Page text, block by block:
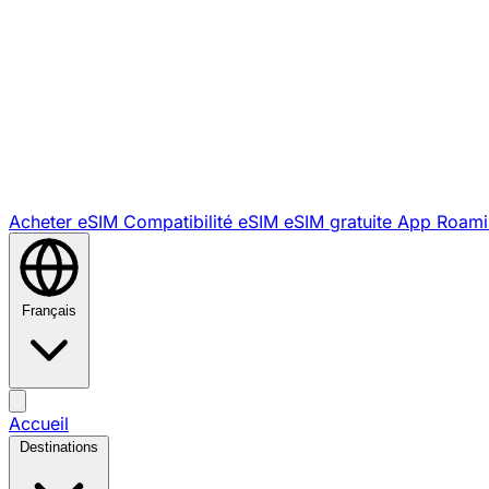
Acheter eSIM Compatibilité eSIM eSIM gratuite App Roami
Français
Accueil
Destinations